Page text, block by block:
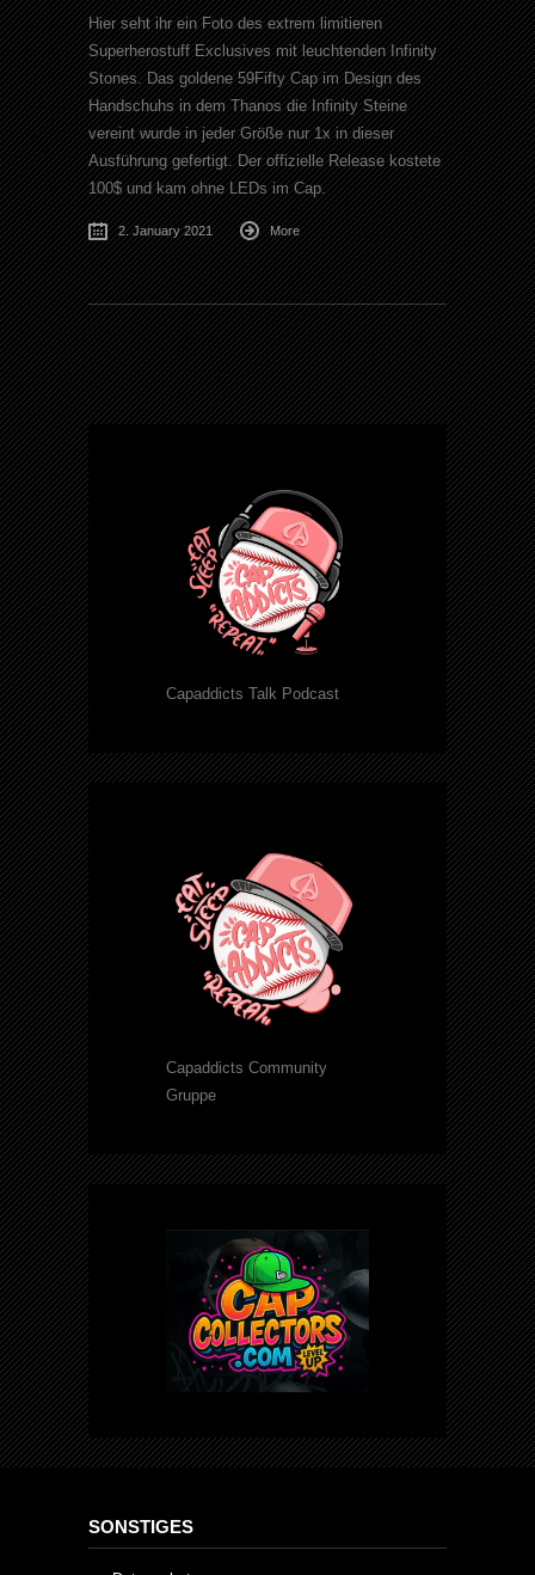
Hier seht ihr ein Foto des extrem limitieren
Superherostuff Exclusives mit leuchtenden Infinity
Stones. Das goldene 59Fifty Cap im Design des
Handschuhs in dem Thanos die Infinity Steine
vereint wurde in jeder Größe nur 1x in dieser
Ausführung gefertigt. Der offizielle Release kostete
100$ und kam ohne LEDs im Cap.
2. January 2021 More
Capaddicts Talk Podcast
Capaddicts Community
Gruppe
SONSTIGES